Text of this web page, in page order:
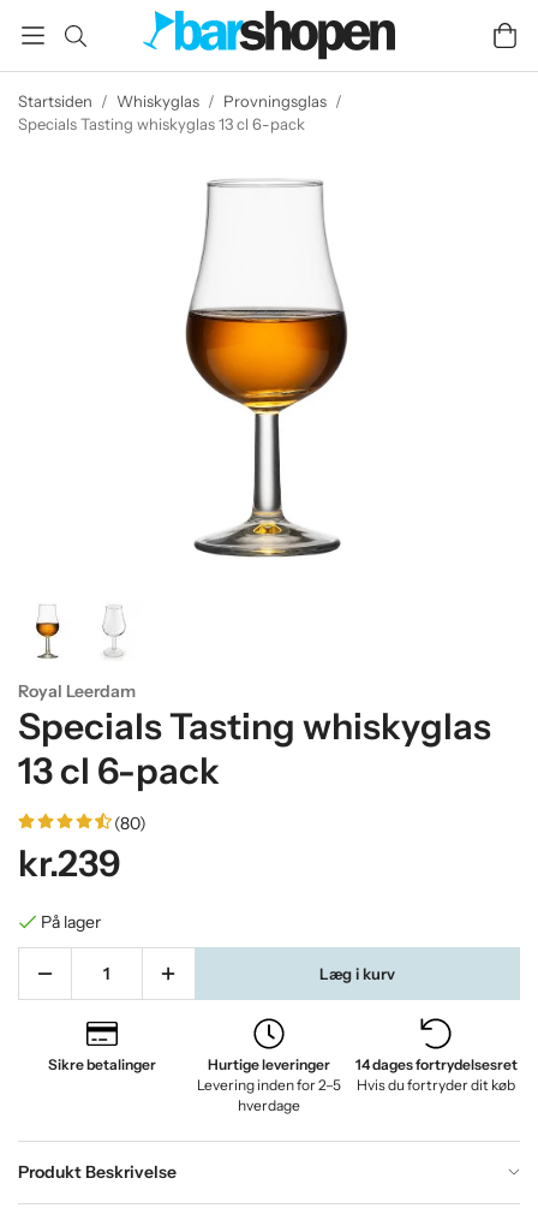
Startsiden / Whiskyglas / Provningsglas /
Specials Tasting whiskyglas 13 cl 6-pack
Royal Leerdam
Specials Tasting whiskyglas
13 cl 6-pack
(80)
kr.239
På lager
Læg i kurv
Sikre betalinger
Hurtige leveringer
Levering inden for 2–5
hverdage
14 dages fortrydelsesret
Hvis du fortryder dit køb
Produkt Beskrivelse